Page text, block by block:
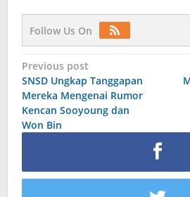
Follow Us On
Post
navigation
Previous post
SNSD Ungkap Tanggapan
Mereka Mengenai Rumor
Kencan Sooyoung dan
Won Bin